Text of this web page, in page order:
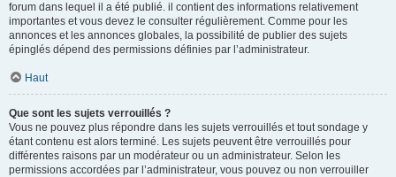
forum dans lequel il a été publié. il contient des informations relativement
importantes et vous devez le consulter régulièrement. Comme pour les
annonces et les annonces globales, la possibilité de publier des sujets
épinglés dépend des permissions définies par l’administrateur.
Haut
Que sont les sujets verrouillés ?
Vous ne pouvez plus répondre dans les sujets verrouillés et tout sondage y
étant contenu est alors terminé. Les sujets peuvent être verrouillés pour
différentes raisons par un modérateur ou un administrateur. Selon les
permissions accordées par l’administrateur, vous pouvez ou non verrouiller